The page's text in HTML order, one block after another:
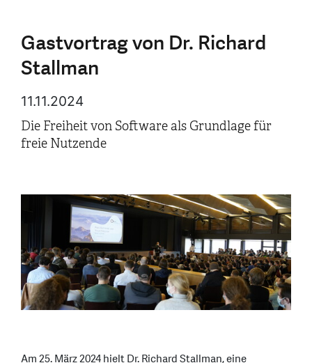
Gastvortrag von Dr. Richard
Stallman
11.11.2024
Die Freiheit von Software als Grundlage für
freie Nutzende
Am 25. März 2024 hielt Dr. Richard Stallman, eine